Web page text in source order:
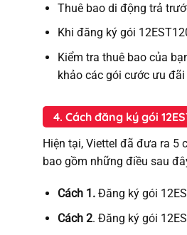
Thuê bao di động trả
Khi đăng ký gói
Kiểm tra thuê bao của
khảo các gói cước ưu đãi
4. Cách đăng ký gói
Hiện tại, Viettel đã đưa ra 5
bao gồm những điều sau
Cách 1. Đăng ký gói
Cách 2. Đăng ký gói